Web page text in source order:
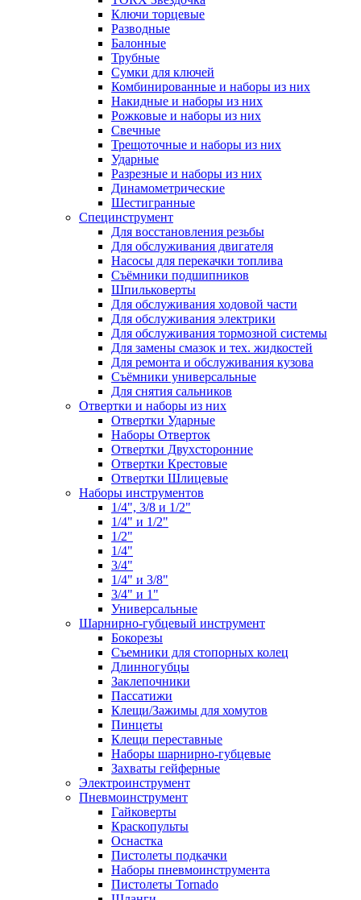
Ключи торцевые
Разводные
Балонные
Трубные
Сумки для ключей
Комбинированные и наборы из них
Накидные и наборы из них
Рожковые и наборы из них
Свечные
Трещоточные и наборы из них
Ударные
Разрезные и наборы из них
Динамометрические
Шестигранные
Специнструмент
Для восстановления резьбы
Для обслуживания двигателя
Насосы для перекачки топлива
Съёмники подшипников
Шпильковерты
Для обслуживания ходовой части
Для обслуживания электрики
Для обслуживания тормозной системы
Для замены смазок и тех. жидкостей
Для ремонта и обслуживания кузова
Съёмники универсальные
Для снятия сальников
Отвертки и наборы из них
Отвертки Ударные
Наборы Отверток
Отвертки Двухсторонние
Отвертки Крестовые
Отвертки Шлицевые
Наборы инструментов
1/4", 3/8 и 1/2"
1/4" и 1/2"
1/2"
1/4"
3/4"
1/4" и 3/8"
3/4" и 1"
Универсальные
Шарнирно-губцевый инструмент
Бокорезы
Съемники для стопорных колец
Длинногубцы
Заклепочники
Пассатижи
Клещи/Зажимы для хомутов
Пинцеты
Клещи переставные
Наборы шарнирно-губцевые
Захваты гейферные
Электроинструмент
Пневмоинструмент
Гайковерты
Краскопульты
Оснастка
Пистолеты подкачки
Наборы пневмоинструмента
Пистолеты Tornado